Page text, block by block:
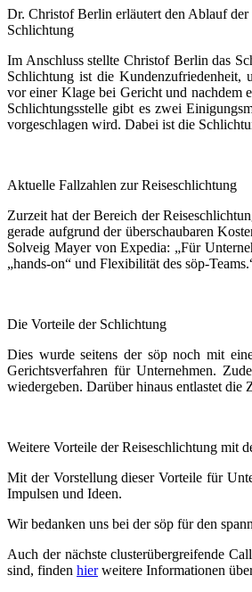
Dr. Christof Berlin erläutert den Ablauf der
Schlichtung
Im Anschluss stellte Christof Berlin das
Schlichtung ist die Kundenzufriedenheit,
vor einer Klage bei Gericht und nachdem
Schlichtungsstelle gibt es zwei
vorgeschlagen wird. Dabei ist die
Aktuelle Fallzahlen zur Reiseschlichtung
Zurzeit hat der Bereich der
gerade aufgrund der überschaubaren
Solveig Mayer von Expedia: „Für
„hands-on“ und Flexibilität des söp-
Die Vorteile der Schlichtung
Dies wurde seitens der söp noch mit
Gerichtsverfahren für Unternehmen.
wiedergeben. Darüber hinaus entlastet die
Weitere Vorteile der Reiseschlichtung mit
Mit der Vorstellung dieser Vorteile für
Impulsen und Ideen.
Wir bedanken uns bei der söp für den
Auch der nächste clusterübergreifende
sind, finden hierweitere Informationen